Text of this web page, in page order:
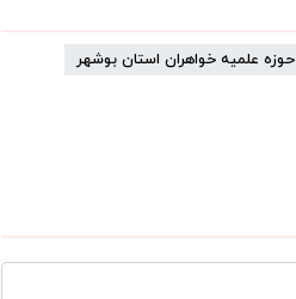
حوزه علمیه خواهران استان بوشهر